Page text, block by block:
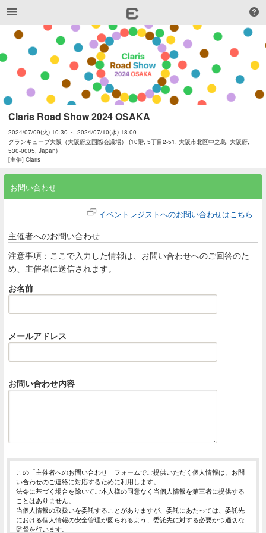
Claris Road Show 2024 OSAKA
2024/07/09(火) 10:30 ～ 2024/07/10(水) 18:00
グランキューブ大阪（大阪府立国際会議場） (10階, 5丁目2-51, 大阪市北区中之島, 大阪府,
530-0005, Japan)
[主催] Claris
お問い合わせ
イベントレジストへのお問い合わせはこちら
主催者へのお問い合わせ
注意事項：ここで入力した情報は、お問い合わせへのご回答のた
め、主催者に送信されます。
お名前
メールアドレス
お問い合わせ内容
この「主催者へのお問い合わせ」フォームでご提供いただく個人情報は、お問
い合わせのご連絡に対応するために利用します。
法令に基づく場合を除いてご本人様の同意なく当個人情報を第三者に提供する
ことはありません。
当個人情報の取扱いを委託することがありますが、委託にあたっては、委託先
における個人情報の安全管理が図られるよう、委託先に対する必要かつ適切な
監督を行います。